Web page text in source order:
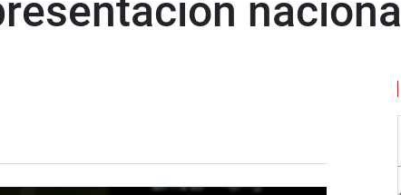
nacional